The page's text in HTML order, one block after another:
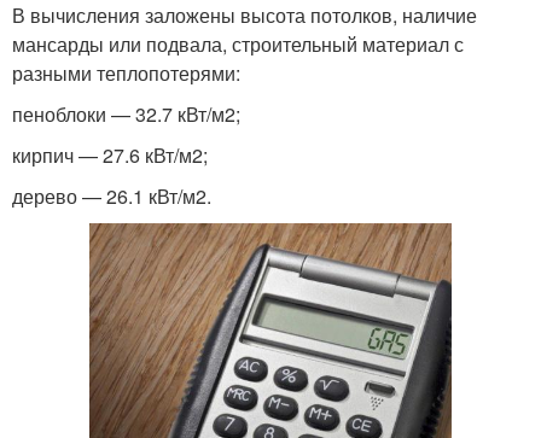
В вычисления заложены высота потолков, наличие
мансарды или подвала, строительный материал с
разными теплопотерями:
пеноблоки — 32.7 кВт/м2;
кирпич — 27.6 кВт/м2;
дерево — 26.1 кВт/м2.